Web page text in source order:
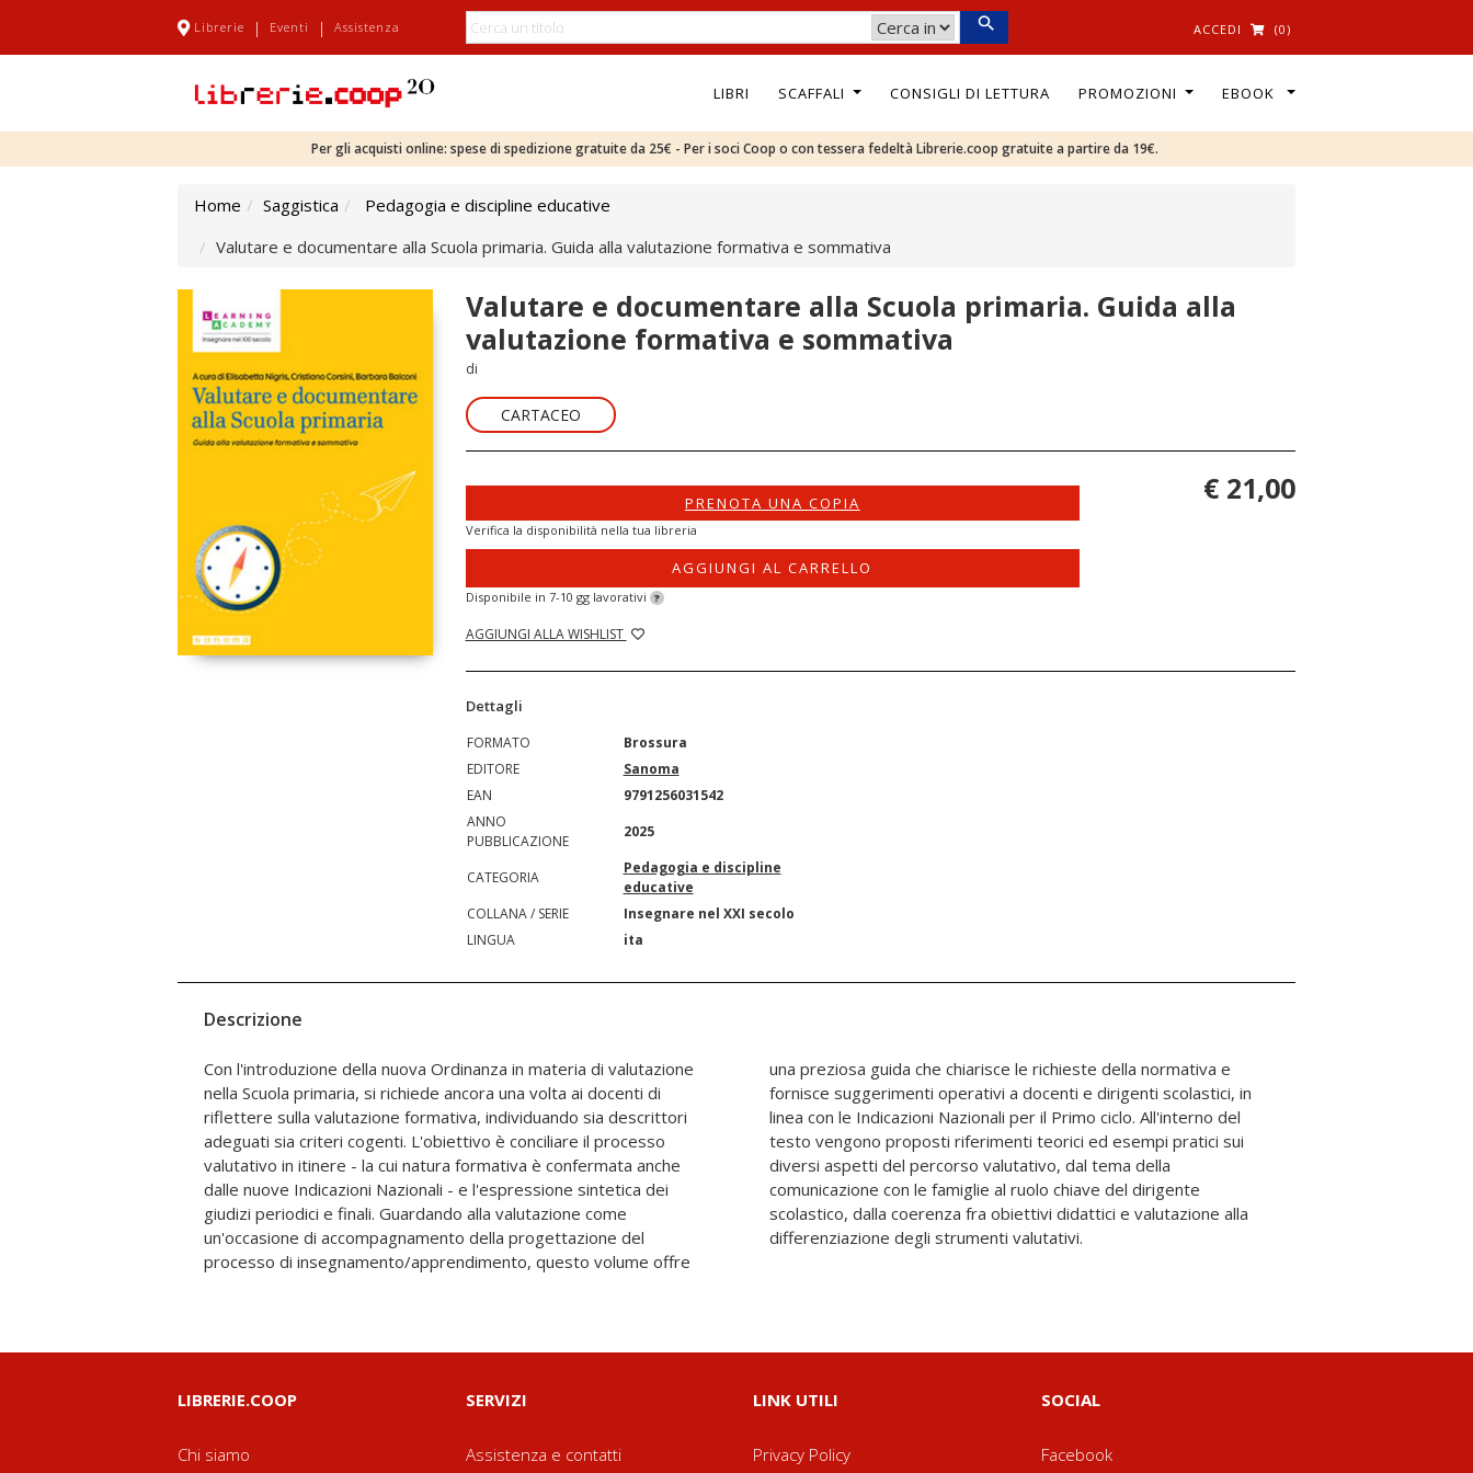
Librerie | Eventi | Assistenza ACCEDI (0)
LIBRI SCAFFALI CONSIGLI DI LETTURA PROMOZIONI EBOOK
Per gli acquisti online: spese di spedizione gratuite da 25€ - Per i soci Coop o con tessera fedeltà Librerie.coop gratuite a partire da 19€.
Home Saggistica
Pedagogia e discipline educative
Valutare e documentare alla Scuola primaria. Guida alla valutazione formativa e sommativa
Valutare e documentare alla Scuola primaria. Guida alla
valutazione formativa e sommativa
di
CARTACEO
PRENOTA UNA COPIA
Verifica la disponibilità nella tua libreria
AGGIUNGI AL CARRELLO
Disponibile in 7-10 gg lavorativi ?
AGGIUNGI ALLA WISHLIST
€ 21,00
Dettagli
FORMATO
Brossura
EDITORE
Sanoma
EAN
9791256031542
ANNO
PUBBLICAZIONE
2025
CATEGORIA
Pedagogia e discipline
educative
COLLANA / SERIE
Insegnare nel XXI secolo
LINGUA
ita
Descrizione
Con l'introduzione della nuova Ordinanza in materia di valutazione
nella Scuola primaria, si richiede ancora una volta ai docenti di
riflettere sulla valutazione formativa, individuando sia descrittori
adeguati sia criteri cogenti. L'obiettivo è conciliare il processo
valutativo in itinere - la cui natura formativa è confermata anche
dalle nuove Indicazioni Nazionali - e l'espressione sintetica dei
giudizi periodici e finali. Guardando alla valutazione come
un'occasione di accompagnamento della progettazione del
processo di insegnamento/apprendimento, questo volume offre
una preziosa guida che chiarisce le richieste della normativa e
fornisce suggerimenti operativi a docenti e dirigenti scolastici, in
linea con le Indicazioni Nazionali per il Primo ciclo. All'interno del
testo vengono proposti riferimenti teorici ed esempi pratici sui
diversi aspetti del percorso valutativo, dal tema della
comunicazione con le famiglie al ruolo chiave del dirigente
scolastico, dalla coerenza fra obiettivi didattici e valutazione alla
differenziazione degli strumenti valutativi.
LIBRERIE.COOP
Chi siamo
SERVIZI
Assistenza e contatti
LINK UTILI
Privacy Policy
SOCIAL
Facebook